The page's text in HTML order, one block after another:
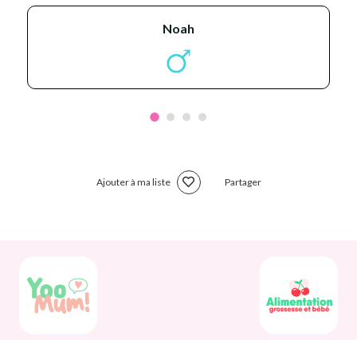
noah
Ajouter à ma liste Partager